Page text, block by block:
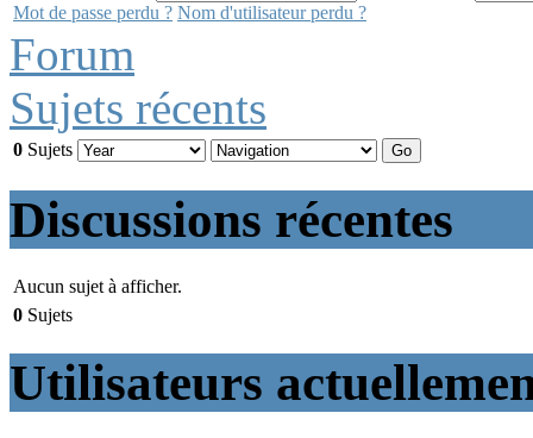
Mot de passe perdu ? Nom d'utilisateur perdu ?
Forum
Sujets récents
0 Sujets
Discussions récentes
Aucun sujet à afficher.
0 Sujets
Utilisateurs